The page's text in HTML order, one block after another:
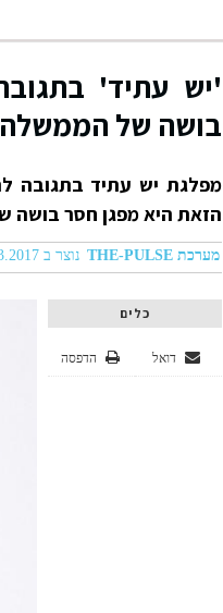
'יש עתיד'
בושה של
מפלגת יש עתיד בתגובה
הזאת היא מפגן חסר בושה
מערכת THE-PULSE נוצר ב 26.03.2017 09:03
כלים
הדפסה דואל